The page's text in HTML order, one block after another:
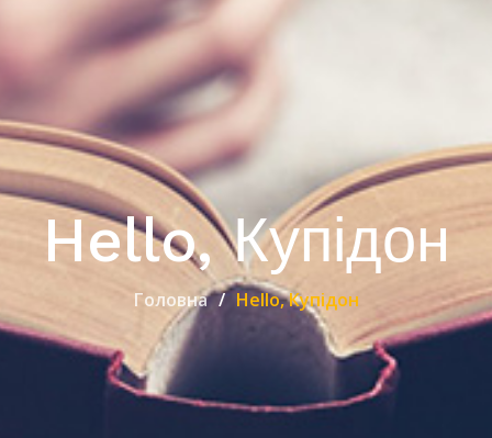
Hello, Купідон
Головна Hello, Купідон